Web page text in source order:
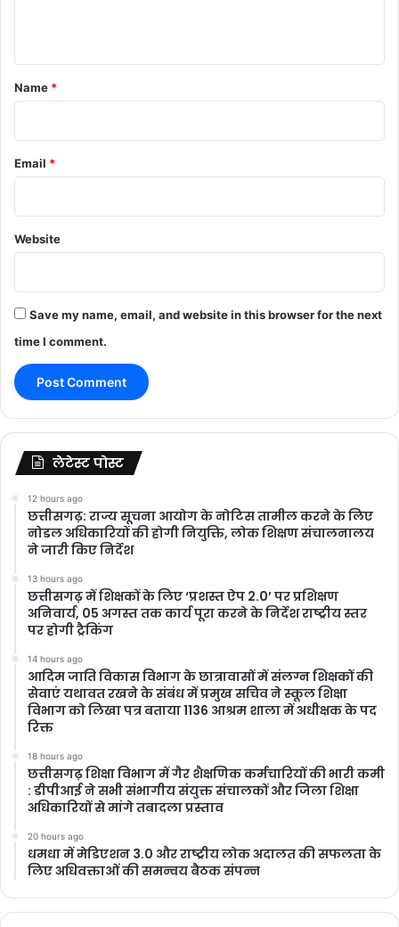
*
Name *
Email *
Website
Save my name, email, and website in this browser for the next
time I comment.
लेटेस्ट पोस्ट
12 hours ago
छत्तीसगढ़: राज्य सूचना आयोग के नोटिस तामील करने के लिए
नोडल अधिकारियों की होगी नियुक्ति, लोक शिक्षण संचालनालय
ने जारी किए निर्देश
13 hours ago
छत्तीसगढ़ में शिक्षकों के लिए ‘प्रशस्त ऐप 2.0’ पर प्रशिक्षण
अनिवार्य, 05 अगस्त तक कार्य पूरा करने के निर्देश राष्ट्रीय स्तर
पर होगी ट्रैकिंग
14 hours ago
आदिम जाति विकास विभाग के छात्रावासों में संलग्न शिक्षकों की
सेवाएं यथावत रखने के संबंध में प्रमुख सचिव ने स्कूल शिक्षा
विभाग को लिखा पत्र बताया 1136 आश्रम शाला में अधीक्षक के पद
रिक्त
18 hours ago
छत्तीसगढ़ शिक्षा विभाग में गैर शैक्षणिक कर्मचारियों की भारी कमी
: डीपीआई ने सभी संभागीय संयुक्त संचालकों और जिला शिक्षा
अधिकारियों से मांगे तबादला प्रस्ताव
20 hours ago
धमधा में मेडिएशन 3.0 और राष्ट्रीय लोक अदालत की सफलता के
लिए अधिवक्ताओं की समन्वय बैठक संपन्न